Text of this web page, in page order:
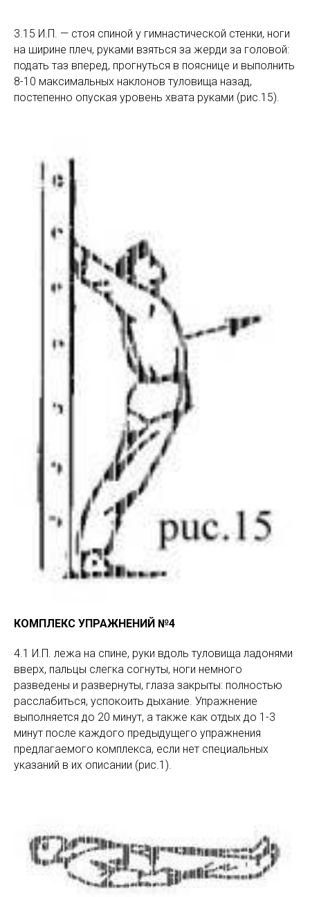
3.15 И.П. — стоя спиной у гимнастической стенки, ноги
на ширине плеч, руками взяться за жерди за головой:
подать таз вперед, прогнуться в пояснице и выполнить
8-10 максимальных наклонов туловища назад,
постепенно опуская уровень хвата руками (рис.15).
КОМПЛЕКС УПРАЖНЕНИЙ №4
4.1 И.П. лежа на спине, руки вдоль туловища ладонями
вверх, пальцы слегка согнуты, ноги немного
разведены и развернуты, глаза закрыты: полностью
расслабиться, успокоить дыхание. Упражнение
выполняется до 20 минут, а также как отдых до 1-3
минут после каждого предыдущего упражнения
предлагаемого комплекса, если нет специальных
указаний в их описании (рис.1).